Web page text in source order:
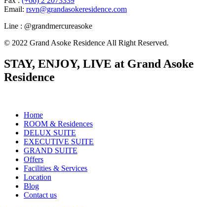
Email: rsvn@grandasokeresidence.com
Line : @grandmercureasoke
© 2022 Grand Asoke Residence All Right Reserved.
STAY, ENJOY, LIVE at Grand Asoke
Residence
Home
ROOM & Residences
DELUX SUITE
EXECUTIVE SUITE
GRAND SUITE
Offers
Facilities & Services
Location
Blog
Contact us